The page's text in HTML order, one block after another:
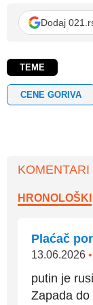
Dodaj
TEME
CENE GORIVA
KOMENTARI
HRONOLOŠKI
Plaćač
13.06.2026 •
putin je
Zapada do